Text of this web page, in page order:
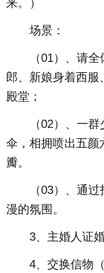
来。）
场景：
（01）、请
郎、新娘身着西服
殿堂；
（02）、一
伞，相拥喷出五颜
瓣。
（03）、通
漫的氛围。
3、主婚人证
4、交换信物（